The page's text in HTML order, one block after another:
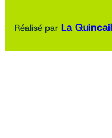
Réalisé par La